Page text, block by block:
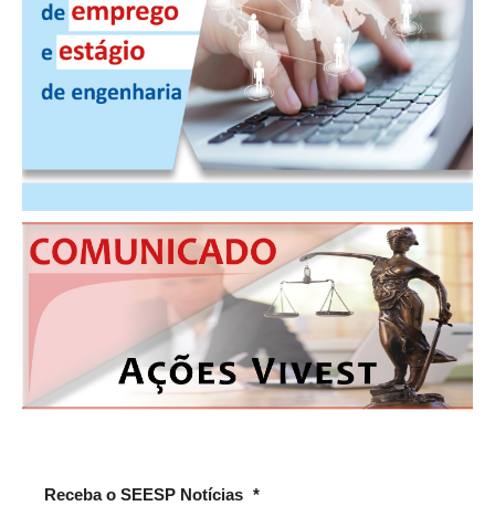
MANUAL DE REDAÇÃO
RELEASES
CONTATO
ATUALIZAÇÃO CADASTRAL
NÚCLEO JOVEM
Receba o SEESP Notícias *